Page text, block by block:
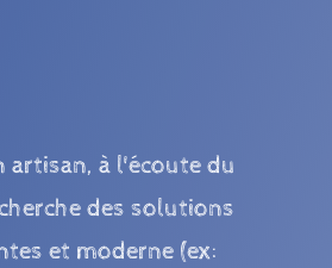
artisan, à l'écoute du
des solutions
et moderne (ex: